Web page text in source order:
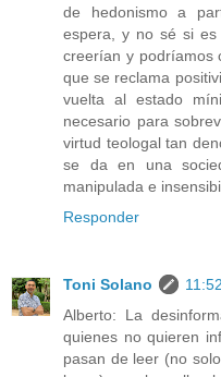
de hedonismo a
espera, y no sé si
creerían y podríamos
que se reclama
vuelta al estado
necesario para
virtud teologal tan
se da en una
manipulada e
Responder
Toni Solano
Alberto: La
quienes no quieren
pasan de leer (no